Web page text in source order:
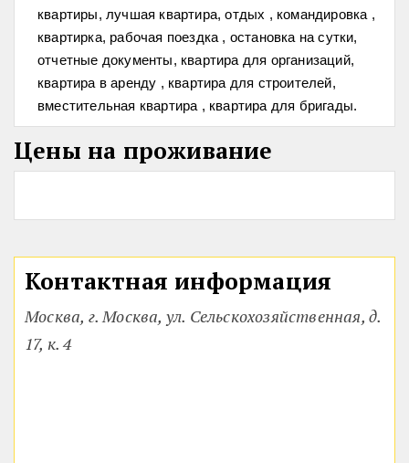
квартиры, лучшая квартира, отдых , командировка ,
квартирка, рабочая поездка , остановка на сутки,
отчетные документы, квартира для организаций,
квартира в аренду , квартира для строителей,
вместительная квартира , квартира для бригады.
Цены на проживание
Контактная информация
Москва, г. Москва, ул. Сельскохозяйственная, д.
17, к. 4